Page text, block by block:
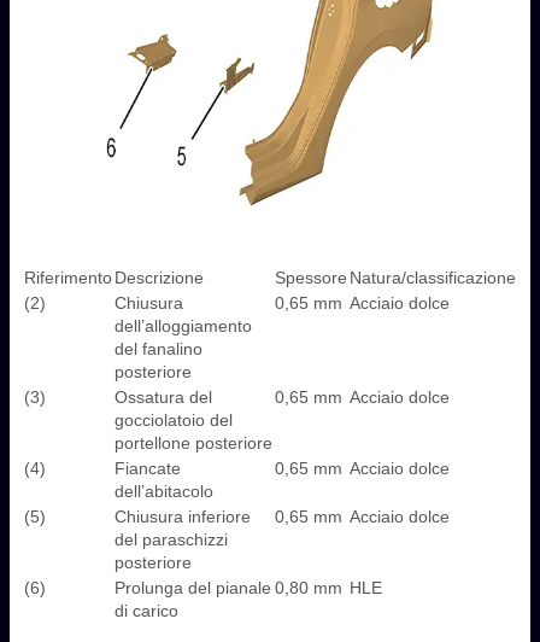
RiferimentoDescrizione Spessore Natura/classificazione
(2)
Chiusura
dell’alloggiamento
del fanalino
posteriore
0,65 mm Acciaio dolce
(3)
Ossatura del
gocciolatoio del
portellone posteriore
0,65 mm Acciaio dolce
(4)
Fiancate
dell’abitacolo
0,65 mm Acciaio dolce
(5)
Chiusura inferiore
del paraschizzi
posteriore
0,65 mm Acciaio dolce
(6)
Prolunga del pianale
di carico
0,80 mm HLE